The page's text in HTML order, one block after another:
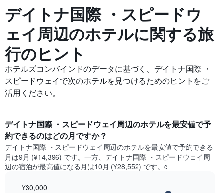
デイトナ国際 ・スピードウ
ェイ周辺の​ホテルに関する旅
行のヒント
ホテルズコンバインドのデータに基づく、デイトナ国際 ・
スピードウェイで次のホテルを見つけるためのヒントをご
活用ください。
デイトナ国際 ・スピードウェイ​周辺のホテルを最安値で予
約できるのはどの月ですか？
デイトナ国際 ・スピードウェイ​周辺の​ホテルを最安値で予約できる
月は9月 (¥14,396) です。一方、デイトナ国際 ・スピードウェイ​周
辺の​宿泊が最高値になる月は10月​ (¥28,552) です。c
¥30,000